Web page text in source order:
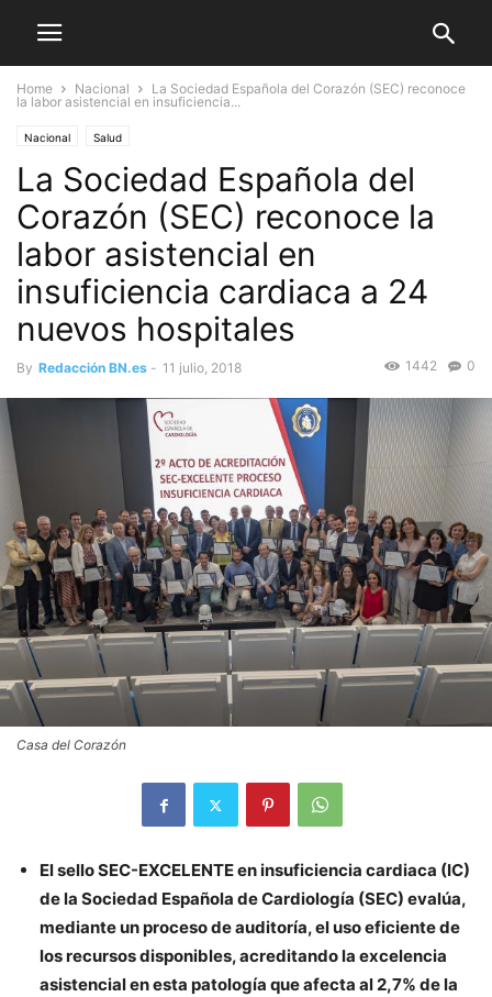
Home Nacional
La Sociedad Española del Corazón (SEC) reconoce
la labor asistencial en insuficiencia...
Nacional Salud
La Sociedad Española del
Corazón (SEC) reconoce la
labor asistencial en
insuficiencia cardiaca a 24
nuevos hospitales
By Redacción BN.es - 11 julio, 2018 0
1442
Casa del Corazón
El sello SEC-EXCELENTE en insuficiencia cardiaca (IC)
de la Sociedad Española de Cardiología (SEC) evalúa,
mediante un proceso de auditoría, el uso eficiente de
los recursos disponibles, acreditando la excelencia
asistencial en esta patología que afecta al 2,7% de la